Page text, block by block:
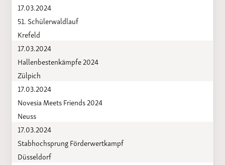
17.03.2024
51. Schülerwaldlauf
Krefeld
17.03.2024
Hallenbestenkämpfe 2024
Zülpich
17.03.2024
Novesia Meets Friends 2024
Neuss
17.03.2024
Stabhochsprung Förderwertkampf
Düsseldorf